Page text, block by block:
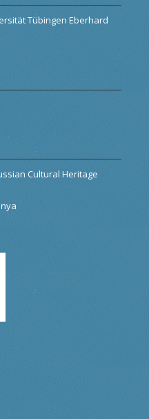
Tübingen Eberhard
Cultural Heritage